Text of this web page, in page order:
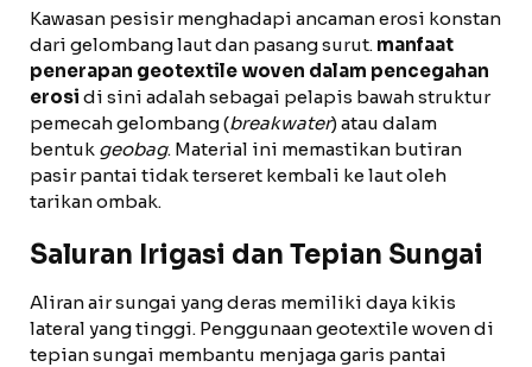
Kawasan pesisir menghadapi ancaman erosi konstan
dari gelombang laut dan pasang surut. manfaat
penerapan geotextile woven dalam pencegahan
erosi di sini adalah sebagai pelapis bawah struktur
pemecah gelombang (breakwater) atau dalam
bentuk geobag. Material ini memastikan butiran
pasir pantai tidak terseret kembali ke laut oleh
tarikan ombak.
Saluran Irigasi dan Tepian Sungai
Aliran air sungai yang deras memiliki daya kikis
lateral yang tinggi. Penggunaan geotextile woven di
tepian sungai membantu menjaga garis pantai